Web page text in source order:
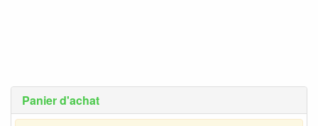
Panier d'achat